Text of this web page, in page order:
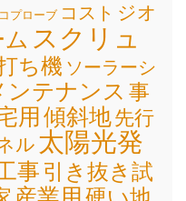
プローブ コスト ジオ
スクリュ
ち機 ソーラーシ
ンテナンス 事
用傾斜地先行
ル 太陽光発
事 引き抜き試